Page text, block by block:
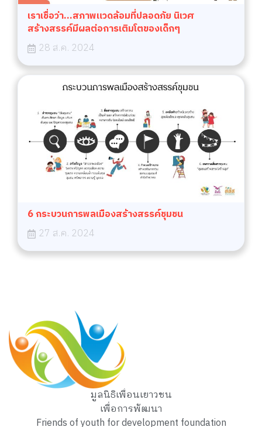
เราเชื่อว่า...สภาพแวดล้อมที่ปลอดภัย นิเวศ
สร้างสรรค์มีผลต่อการเติมโตของเด็กๆ
28 ส.ค. 2024
6 กระบวนการพลเมืองสร้างสรรค์ชุมชน
27 ส.ค. 2024
มูลนิธิเพื่อนเยาวชน
เพื่อการพัฒนา
Friends of youth for development foundation